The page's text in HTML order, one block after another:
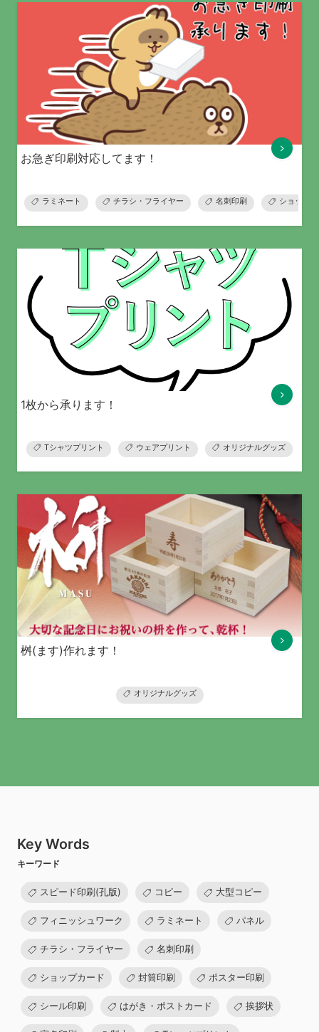
お急ぎ印刷対応してます！
ラミネート チラシ・フライヤー 名刺印刷 ショップ
1枚から承ります！
Tシャツプリント ウェアプリント オリジナルグッズ
桝(ます)作れます！
オリジナルグッズ
Key Words
キーワード
スピード印刷(孔版) コピー 大型コピー
フィニッシュワーク ラミネート パネル
チラシ・フライヤー 名刺印刷
ショップカード 封筒印刷 ポスター印刷
シール印刷 はがき・ポストカード 挨拶状